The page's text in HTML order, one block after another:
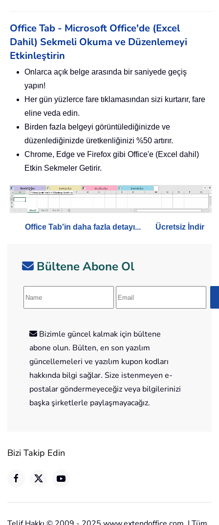
Office Tab - Microsoft Office'de (Excel
Dahil) Sekmeli Okuma ve Düzenlemeyi
Etkinleştirin
Onlarca açık belge arasında bir saniyede geçiş
yapın!
Her gün yüzlerce fare tıklamasından sizi kurtarır, fare
eline veda edin.
Birden fazla belgeyi görüntülediğinizde ve
düzenlediğinizde üretkenliğinizi %50 artırır.
Chrome, Edge ve Firefox gibi Office'e (Excel dahil)
Etkin Sekmeler Getirir.
Office Tab'in daha fazla detayı... Ücretsiz İndir
Bültene Abone Ol
Bizimle güncel kalmak için bültene
abone olun. Bülten, en son yazılım
güncellemeleri ve yazılım kupon kodları
hakkında bilgi sağlar. Size istenmeyen e-
postalar göndermeyeceğiz veya bilgilerinizi
başka şirketlerle paylaşmayacağız.
Bizi Takip Edin